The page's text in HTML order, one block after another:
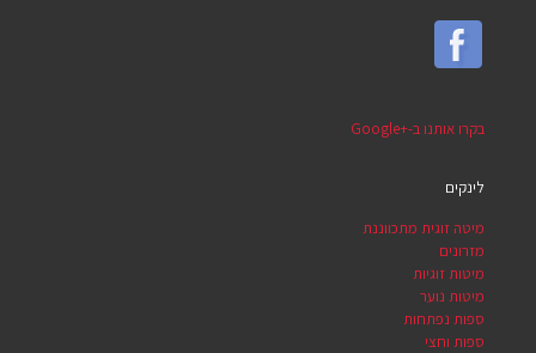
בקרו אותנו ב-Google+‎
לינקים
מיטה זוגית מתכווננת
מזרונים
מיטות זוגיות
מיטות נוער
ספות נפתחות
ספות וחצי